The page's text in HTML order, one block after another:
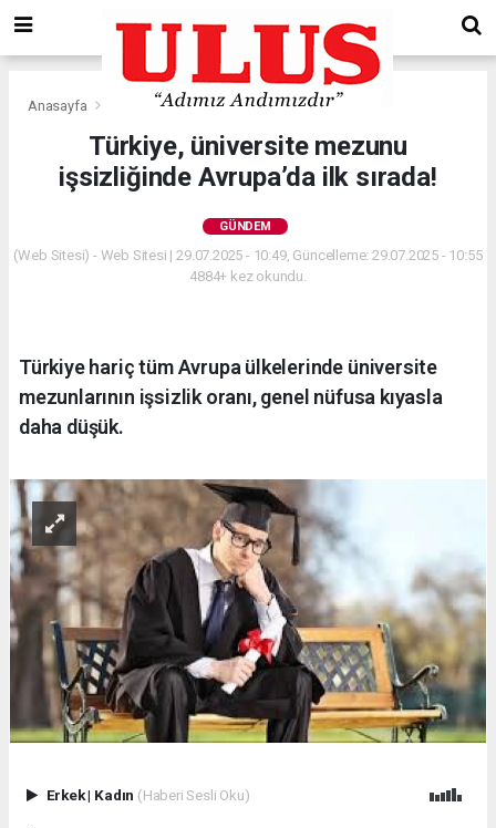
Anasayfa Gündem
Türkiye, üniversite mezunu
işsizliğinde Avrupa’da ilk sırada!
GÜNDEM
(Web Sitesi) - Web Sitesi | 29.07.2025 - 10:49, Güncelleme: 29.07.2025 - 10:55
4884+ kez okundu.
Türkiye hariç tüm Avrupa ülkelerinde üniversite
mezunlarının işsizlik oranı, genel nüfusa kıyasla
daha düşük.
Erkek| Kadın (Haberi Sesli Oku)